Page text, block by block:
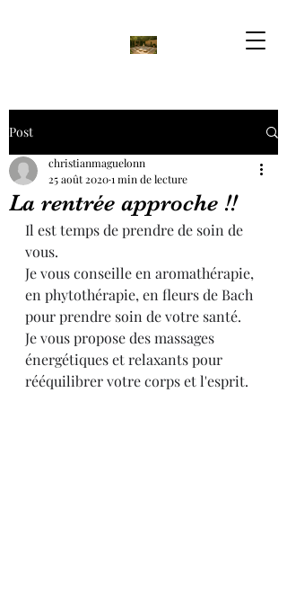
Post
La rentrée approche !!
christianmaguelonn
25 août 20201 min de lecture
Il est temps de prendre de soin de
vous.
Je vous conseille en aromathérapie,
en phytothérapie, en fleurs de Bach
pour prendre soin de votre santé.
Je vous propose des massages
énergétiques et relaxants pour
rééquilibrer votre corps et l'esprit.